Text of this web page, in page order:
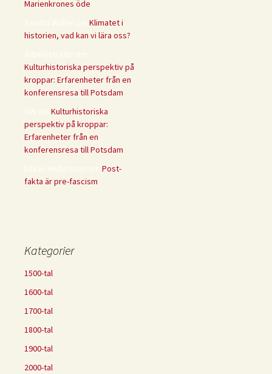
Marienkrones öde
Sandra Waller om Klimatet i
historien, vad kan vi lära oss?
Administratör om
Kulturhistoriska perspektiv på
kroppar: Erfarenheter från en
konferensresa till Potsdam
SW om Kulturhistoriska
perspektiv på kroppar:
Erfarenheter från en
konferensresa till Potsdam
håkan Andersson om Post-
fakta är pre-fascism
Kategorier
1500-tal
1600-tal
1700-tal
1800-tal
1900-tal
2000-tal